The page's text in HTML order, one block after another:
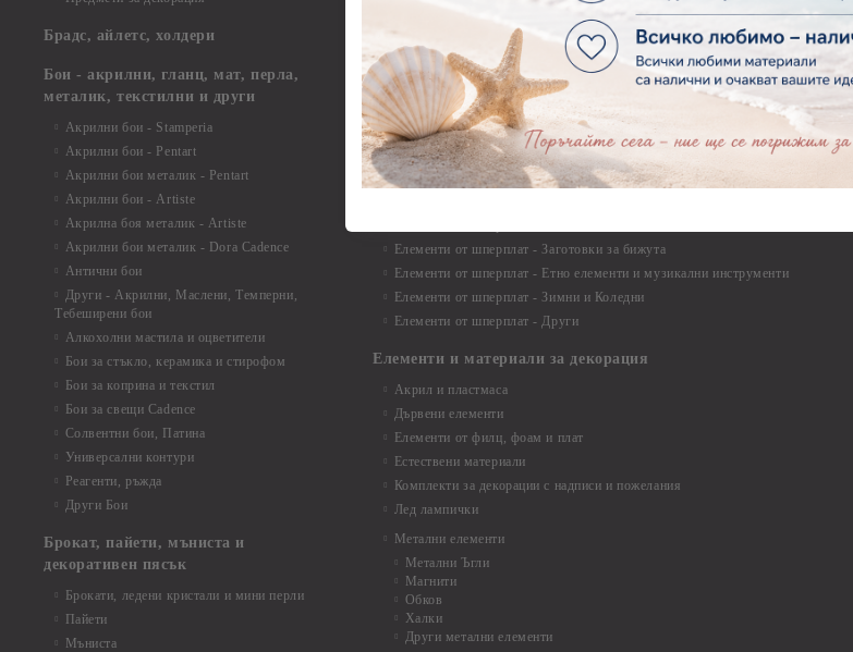
Брадс, айлетс, холдери
Бои - акрилни, гланц, мат, перла,
металик, текстилни и други
Акрилни бои - Stamperia
Акрилни бои - Pentart
Акрилни бои металик - Pentart
Акрилни бои - Artiste
Акрилна боя металик - Artiste
Акрилни бои металик - Dora Cadence
Антични бои
Други - Акрилни, Маслени, Темперни,
Тебеширени бои
Алкохолни мастила и оцветители
Бои за стъкло, керамика и стирофом
Бои за коприна и текстил
Бои за свещи Cadence
Солвентни бои, Патина
Универсални контури
Реагенти, ръжда
Други Бои
Брокат, пайети, мъниста и
декоративен пясък
Брокати, ледени кристали и мини перли
Пайети
Мъниста
Елементи от бирен картон - За миниатюри, дълбоки рамки, бебешки
съкровища и екслоадиращи кутии
Елементи от бирен картон - Коледа и Зима
Елементи от бирен картон - Тематични комплекти
Елементи от бирен картон - Шейкър заготовки от бирен картон за
3D картички, албуми, ръчно израбоени проекти
Елементи от шперплат
Елементи от шперплат - Заготовки за бижута
Елементи от шперплат - Етно елементи и музикални инструменти
Елементи от шперплат - Зимни и Коледни
Елементи от шперплат - Други
Елементи и материали за декорация
Акрил и пластмаса
Дървени елементи
Елементи от филц, фоам и плат
Естествени материали
Комплекти за декорации с надписи и пожелания
Лед лампички
Метални елементи
Метални Ъгли
Магнити
Обков
Халки
Други метални елементи